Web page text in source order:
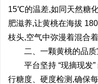
15℃的温差,如同天然糖
肥滋养,让黄桃在海拔
枝头,空气中弥漫着混合
二、一颗黄桃的品
平台坚持 “现摘现发
行糖度、硬度检测,确保